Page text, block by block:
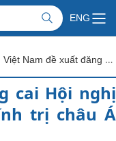
ENG
Việt Nam đề xuất đăng cai Hội nghị Toàn thể các đảng chính trị châu Á lần thứ 14
cai Hội nghị
trị châu Á